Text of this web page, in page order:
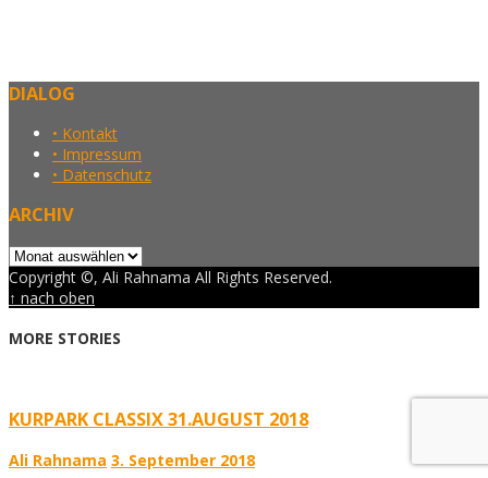
DIALOG
• Kontakt
• Impressum
• Datenschutz
ARCHIV
Archiv
Copyright ©, Ali Rahnama All Rights Reserved.
↑ nach oben
MORE STORIES
KURPARK CLASSIX 31.AUGUST 2018
Ali Rahnama 3. September 2018